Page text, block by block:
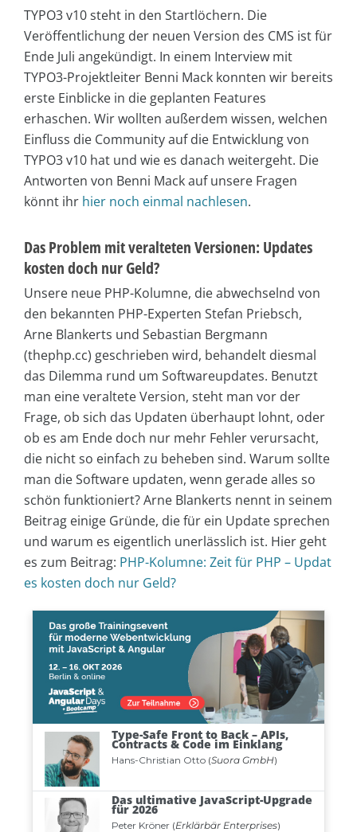
TYPO3 v10 steht in den Startlöchern. Die
Veröffentlichung der neuen Version des CMS ist für
Ende Juli angekündigt. In einem Interview mit
TYPO3-Projektleiter Benni Mack konnten wir bereits
erste Einblicke in die geplanten Features
erhaschen. Wir wollten außerdem wissen, welchen
Einfluss die Community auf die Entwicklung von
TYPO3 v10 hat und wie es danach weitergeht. Die
Antworten von Benni Mack auf unsere Fragen
könnt ihr hier noch einmal nachlesen.
Das Problem mit veralteten Versionen: Updates
kosten doch nur Geld?
Unsere neue PHP-Kolumne, die abwechselnd von
den bekannten PHP-Experten Stefan Priebsch,
Arne Blankerts und Sebastian Bergmann
(thephp.cc) geschrieben wird, behandelt diesmal
das Dilemma rund um Softwareupdates. Benutzt
man eine veraltete Version, steht man vor der
Frage, ob sich das Updaten überhaupt lohnt, oder
ob es am Ende doch nur mehr Fehler verursacht,
die nicht so einfach zu beheben sind. Warum sollte
man die Software updaten, wenn gerade alles so
schön funktioniert? Arne Blankerts nennt in seinem
Beitrag einige Gründe, die für ein Update sprechen
und warum es eigentlich unerlässlich ist. Hier geht
es zum Beitrag: PHP-Kolumne: Zeit für PHP – Updat
es kosten doch nur Geld?